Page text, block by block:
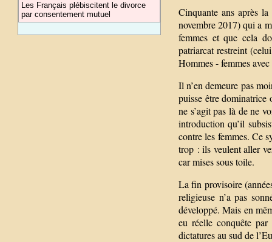
Les Français plébiscitent le divorce
par consentement mutuel
Cinquante ans après
novembre 2017) qui a
femmes et que cela
patriarcat restreint
Hommes - femmes
Il n’en demeure pas
puisse être
ne s’agit pas là de ne
introduction qu’il
contre les femmes. Ce
trop : ils veulent aller
car mises sous toile.
La fin provisoire
religieuse n’a pas
développé. Mais en
eu réelle conquête
dictatures au sud de